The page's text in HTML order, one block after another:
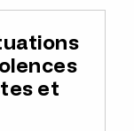
et